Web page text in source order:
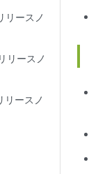
リースノ
リースノ
リースノ